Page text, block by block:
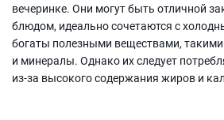
вечеринке. Они могут быть отличной
блюдом, идеально сочетаются с
богаты полезными веществами,
и минералы. Однако их следует
из-за высокого содержания жиров и